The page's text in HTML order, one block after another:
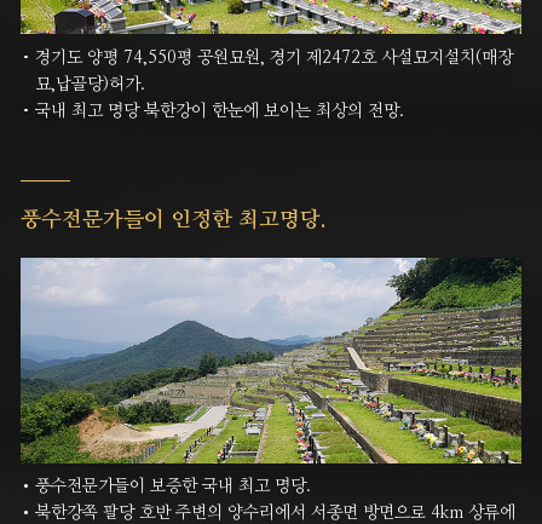
경기도 양평 74,550평 공원묘원, 경기 제2472호 사설묘지설치(매장
묘,납골당)허가.
국내 최고 명당 북한강이 한눈에 보이는 최상의 전망.
풍수전문가들이 인정한 최고명당.
풍수전문가들이 보증한 국내 최고 명당.
북한강쪽 팔당 호반 주변의 양수리에서 서종면 방면으로 4km 상류에